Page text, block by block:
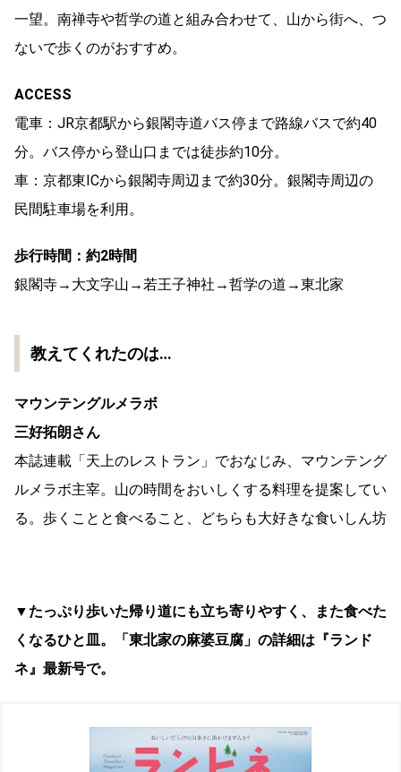
一望。南禅寺や哲学の道と組み合わせて、山から街へ、つ
ないで歩くのがおすすめ。
ACCESS
電車：JR京都駅から銀閣寺道バス停まで路線バスで約40
分。バス停から登山口までは徒歩約10分。
車：京都東ICから銀閣寺周辺まで約30分。銀閣寺周辺の
民間駐車場を利用。
歩行時間：約2時間
銀閣寺→大文字山→若王子神社→哲学の道→東北家
教えてくれたのは…
マウンテングルメラボ
三好拓朗さん
本誌連載「天上のレストラン」でおなじみ、マウンテング
ルメラボ主宰。山の時間をおいしくする料理を提案してい
る。歩くことと食べること、どちらも大好きな食いしん坊
▼たっぷり歩いた帰り道にも立ち寄りやすく、また食べた
くなるひと皿。「東北家の麻婆豆腐」の詳細は『ランド
ネ』最新号で。